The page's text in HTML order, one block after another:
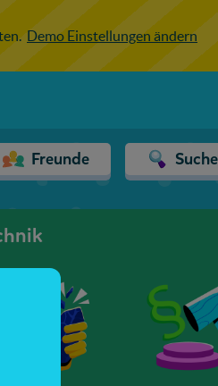
Demo Einstellungen ändern
Freunde